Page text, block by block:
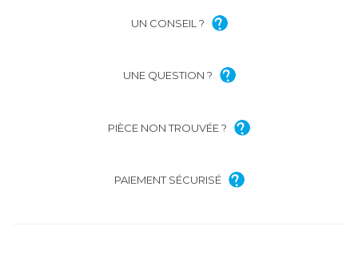
UN CONSEIL ?
UNE QUESTION ?
PIÈCE NON TROUVÉE ?
PAIEMENT SÉCURISÉ